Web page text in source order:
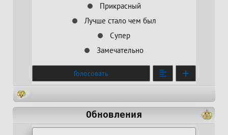
Прикрасный
Лучше стало чем был
Супер
Замечательно
Голосовать
Обновления